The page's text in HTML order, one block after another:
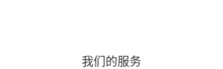
我们的服务